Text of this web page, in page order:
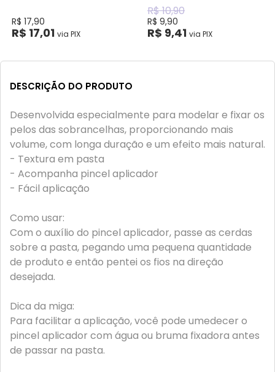
R$ 17,90
R$ 17,01 via PIX
R$ 10,90
R$ 9,90
R$ 9,41 via PIX
DESCRIÇÃO DO PRODUTO
Desenvolvida especialmente para modelar e fixar os
pelos das sobrancelhas, proporcionando mais
volume, com longa duração e um efeito mais natural.
- Textura em pasta
- Acompanha pincel aplicador
- Fácil aplicação
Como usar:
Com o auxílio do pincel aplicador, passe as cerdas
sobre a pasta, pegando uma pequena quantidade
de produto e então pentei os fios na direção
desejada.
Dica da miga:
Para facilitar a aplicação, você pode umedecer o
pincel aplicador com água ou bruma fixadora antes
de passar na pasta.